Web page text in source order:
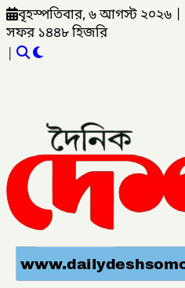
বৃহস্পতিবার, ৬ আগস্ট ২০২৬
সফর ১৪৪৮ হিজরি
|